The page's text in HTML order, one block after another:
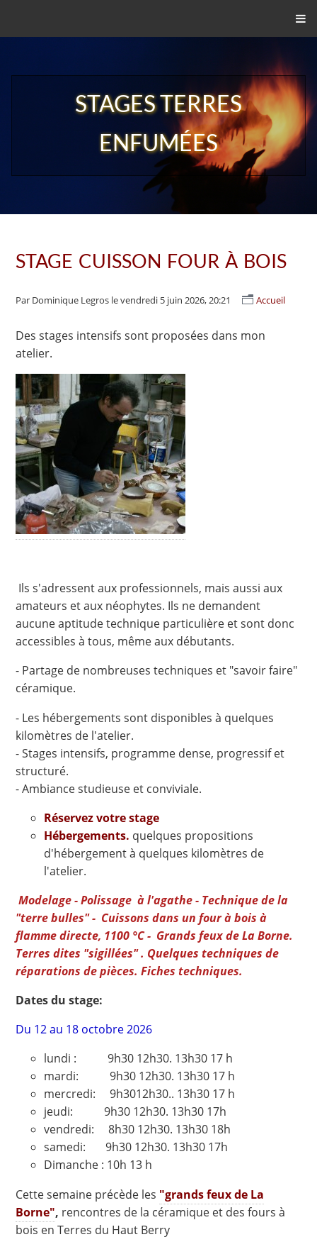
STAGES TERRES
ENFUMÉES
STAGE CUISSON FOUR À BOIS
Par Dominique Legros le vendredi 5 juin 2026, 20:21 Accueil
Des stages intensifs sont proposées dans mon
atelier.
Ils s'adressent aux professionnels, mais aussi aux
amateurs et aux néophytes. Ils ne demandent
aucune aptitude technique particulière et sont donc
accessibles à tous, même aux débutants.
- Partage de nombreuses techniques et "savoir faire"
céramique.
- Les hébergements sont disponibles à quelques
kilomètres de l'atelier.
- Stages intensifs, programme dense, progressif et
structuré.
- Ambiance studieuse et conviviale.
Réservez votre stage
Hébergements. quelques propositions
d'hébergement à quelques kilomètres de
l'atelier.
Modelage - Polissage à l'agathe - Technique de la
"terre bulles" - Cuissons dans un four à bois à
flamme directe, 1100 °C - Grands feux de La Borne.
Terres dites "sigillées" . Quelques techniques de
réparations de pièces. Fiches techniques.
Dates du stage:
Du 12 au 18 octobre 2026
lundi : 9h30 12h30. 13h30 17 h
mardi: 9h30 12h30. 13h30 17 h
mercredi: 9h3012h30.. 13h30 17 h
jeudi: 9h30 12h30. 13h30 17h
vendredi: 8h30 12h30. 13h30 18h
samedi: 9h30 12h30. 13h30 17h
Dimanche : 10h 13 h
Cette semaine précède les "grands feux de La
Borne", rencontres de la céramique et des fours à
bois en Terres du Haut Berry